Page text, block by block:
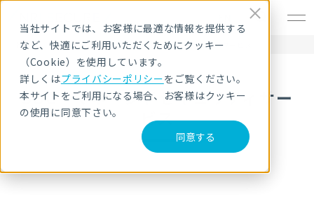
当社サイトでは、お客様に最適な情報を提供する
など、快適にご利用いただくためにクッキー
（Cookie）を使用しています。
詳しくはプライバシーポリシーをご覧ください。
本サイトをご利用になる場合、お客様はクッキー
の使用に同意下さい。
同意する
HOME サービス・製品 SOC・マネージドセキュリティサービス
SOC・マネージドセキュリティサー
ビス